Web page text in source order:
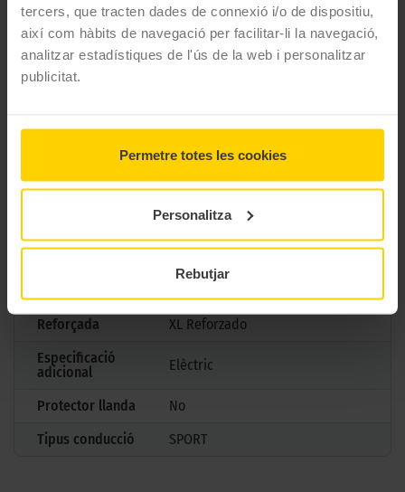
tercers, que tracten dades de connexió i/o de dispositiu,
així com hàbits de navegació per facilitar-li la navegació,
analitzar estadístiques de l'ús de la web i personalitzar
publicitat.
Permetre totes les cookies
Personalitza
Rebutjar
Marca
Goodyear
Estiu
M+S
No
No
Reforçada
XL Reforzado
Especificació
adicional
Elèctric
Protector llanda
No
Tipus conducció
SPORT